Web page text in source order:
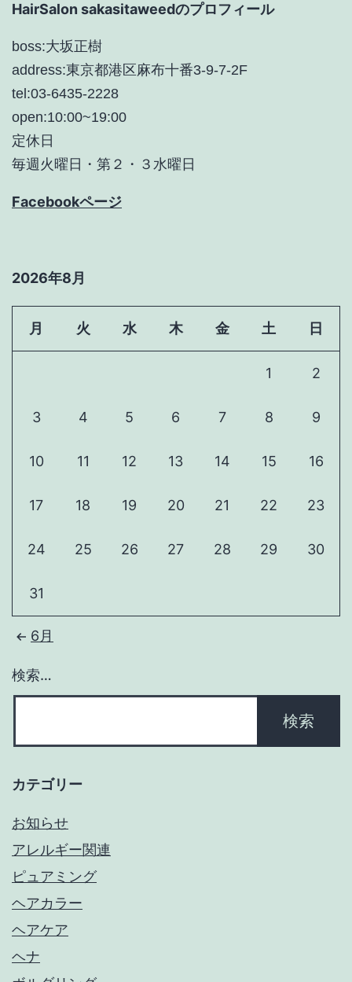
ン
HairSalon sakasitaweedのプロフィール
boss:大坂正樹
address:東京都港区麻布十番3-9-7-2F
tel:03-6435-2228
open:10:00~19:00
定休日
毎週火曜日・第２・３水曜日
Facebookページ
2026年8月
月 火 水 木 金 土 日
1 2
3 4 5 6 7 8 9
10 11 12 13 14 15 16
17 18 19 20 21 22 23
24 25 26 27 28 29 30
31
6月
検索…
カテゴリー
お知らせ
アレルギー関連
ピュアミング
ヘアカラー
ヘアケア
ヘナ